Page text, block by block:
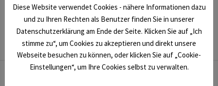
Diese Website verwendet Cookies - nähere Informationen dazu
und zu Ihren Rechten als Benutzer finden Sie in unserer
Datenschutzerklärung am Ende der Seite. Klicken Sie auf „Ich
stimme zu“, um Cookies zu akzeptieren und direkt unsere
Webseite besuchen zu können, oder klicken Sie auf „Cookie-
Einstellungen“, um Ihre Cookies selbst zu verwalten.